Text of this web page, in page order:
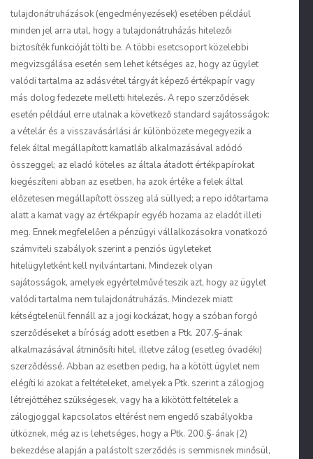
tulajdonátruházások (engedményezések) esetében például
minden jel arra utal, hogy a tulajdonátruházás hitelezői
biztosíték funkcióját tölti be. A többi esetcsoport közelebbi
megvizsgálása esetén sem lehet kétséges az, hogy az ügylet
valódi tartalma az adásvétel tárgyát képező értékpapír vagy
más dolog fedezete melletti hitelezés. A repo szerződések
esetén például erre utalnak a következő standard sajátosságok:
a vételár és a visszavásárlási ár különbözete megegyezik a
felek által megállapított kamatláb alkalmazásával adódó
összeggel; az eladó köteles az általa átadott értékpapírokat
kiegészíteni abban az esetben, ha azok értéke a felek által
előzetesen megállapított összeg alá süllyed; a repo időtartama
alatt a kamat vagy az értékpapír egyéb hozama az eladót illeti
meg. Ennek megfelelően a pénzügyi vállalkozásokra vonatkozó
számviteli szabályok szerint a penziós ügyleteket
hitelügyletként kell nyilvántartani. Mindezek olyan
sajátosságok, amelyek egyértelművé teszik azt, hogy az ügylet
valódi tartalma nem tulajdonátruházás. Mindezek miatt
kétségtelenül fennáll az a jogi kockázat, hogy a szóban forgó
szerződéseket a bíróság adott esetben a Ptk. 207.§-ának
alkalmazásával átminősíti hitel, illetve zálog (esetleg óvadéki)
szerződéssé. Abban az esetben pedig, ha a kötött ügylet nem
elégíti ki azokat a feltételeket, amelyek a Ptk. szerint a zálogjog
létrejöttéhez szükségesek, vagy ha a kikötött feltételek a
zálogjoggal kapcsolatos eltérést nem engedő szabályokba
ütköznek, még az is lehetséges, hogy a Ptk. 200.§-ának (2)
bekezdése alapján a palástolt szerződés is semmisnek minősül,